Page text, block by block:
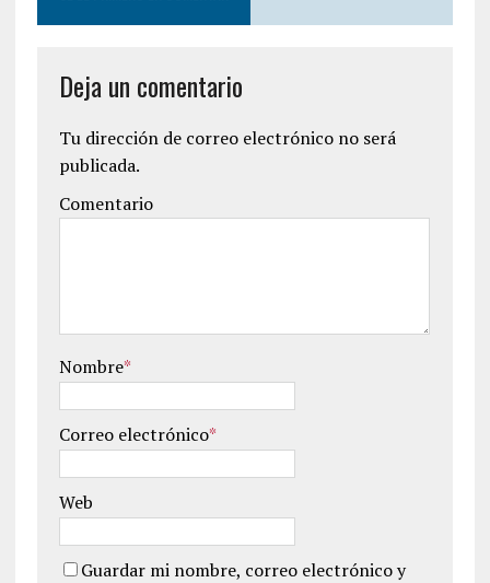
Deja un comentario
Tu dirección de correo electrónico no será
publicada.
Comentario
Nombre*
Correo electrónico*
Web
Guardar mi nombre, correo electrónico y